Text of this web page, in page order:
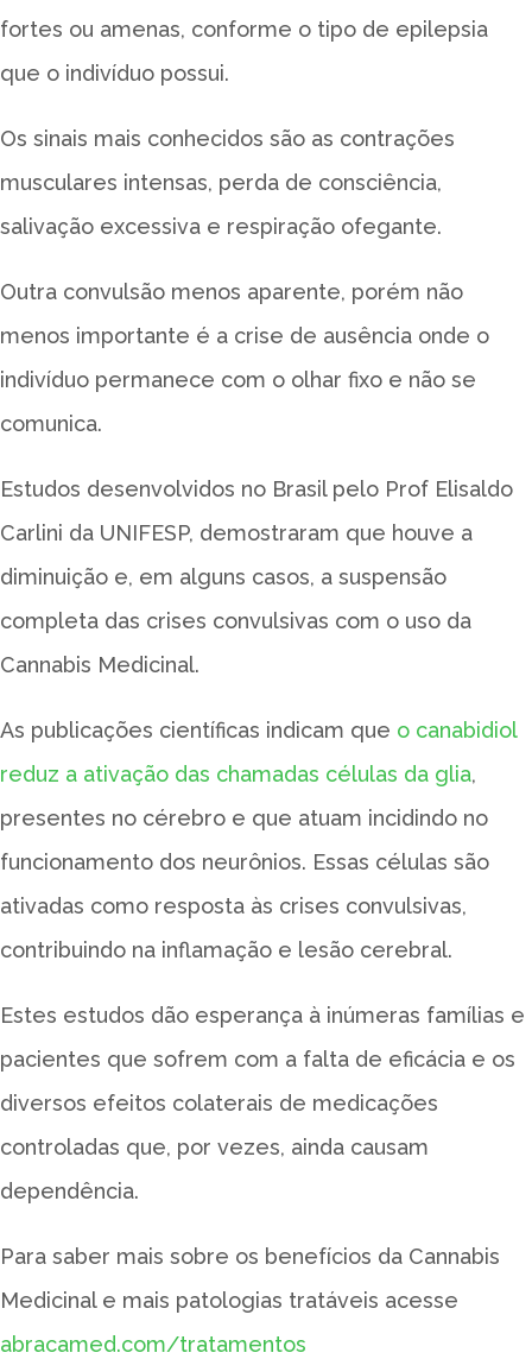
fortes ou amenas, conforme o tipo de epilepsia
que o indivíduo possui.
Os sinais mais conhecidos são as contrações
musculares intensas, perda de consciência,
salivação excessiva e respiração ofegante.
Outra convulsão menos aparente, porém não
menos importante é a crise de ausência onde o
indivíduo permanece com o olhar fixo e não se
comunica.
Estudos desenvolvidos no Brasil pelo Prof Elisaldo
Carlini da UNIFESP, demostraram que houve a
diminuição e, em alguns casos, a suspensão
completa das crises convulsivas com o uso da
Cannabis Medicinal.
As publicações científicas indicam que o canabidiol
reduz a ativação das chamadas células da glia,
presentes no cérebro e que atuam incidindo no
funcionamento dos neurônios. Essas células são
ativadas como resposta às crises convulsivas,
contribuindo na inflamação e lesão cerebral.
Estes estudos dão esperança à inúmeras famílias e
pacientes que sofrem com a falta de eficácia e os
diversos efeitos colaterais de medicações
controladas que, por vezes, ainda causam
dependência.
Para saber mais sobre os benefícios da Cannabis
Medicinal e mais patologias tratáveis acesse
abracamed.com/tratamentos